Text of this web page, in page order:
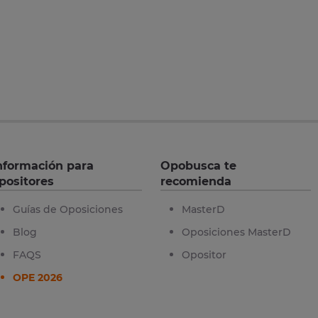
para
Guías de Oposiciones
Blog
FAQS
OPE 2026
Opobusca te
recomienda
MasterD
Oposiciones MasterD
Opositor